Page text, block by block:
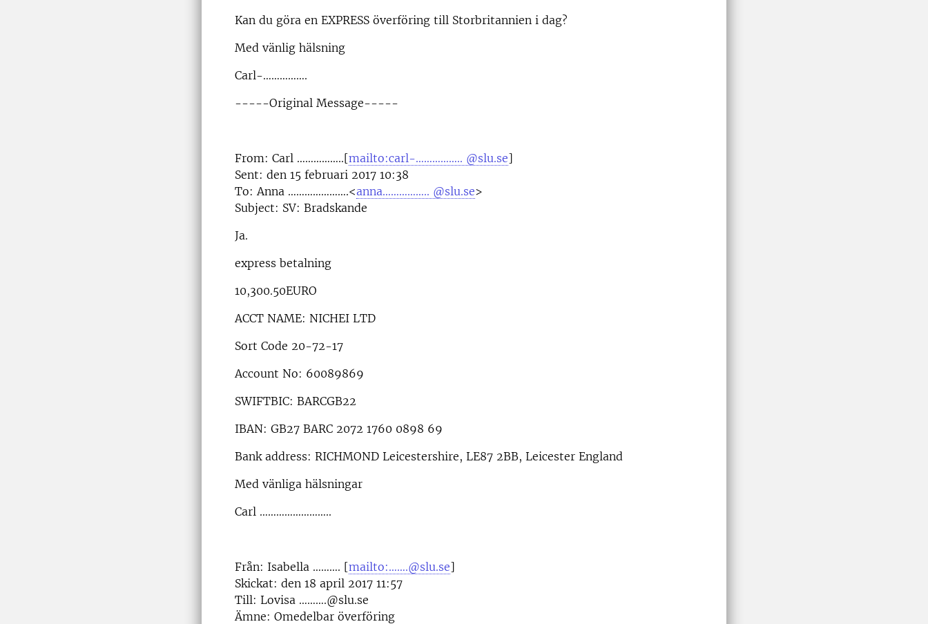
Kan du göra en EXPRESS överföring till Storbritannien i dag?
Med vänlig hälsning
Carl-…………….
-----Original Message-----
From: Carl ……………..[mailto:carl-…………….. @slu.se]
Sent: den 15 februari 2017 10:38
To: Anna ………………….<anna…………….. @slu.se>
Subject: SV: Bradskande
Ja.
express betalning
10,300.50EURO
ACCT NAME: NICHEI LTD
Sort Code 20-72-17
Account No: 60089869
SWIFTBIC: BARCGB22
IBAN: GB27 BARC 2072 1760 0898 69
Bank address: RICHMOND Leicestershire, LE87 2BB, Leicester England
Med vänliga hälsningar
Carl ……………………..
Från: Isabella ………. [mailto:…….@slu.se]
Skickat: den 18 april 2017 11:57
Till: Lovisa ……….@slu.se
Ämne: Omedelbar överföring